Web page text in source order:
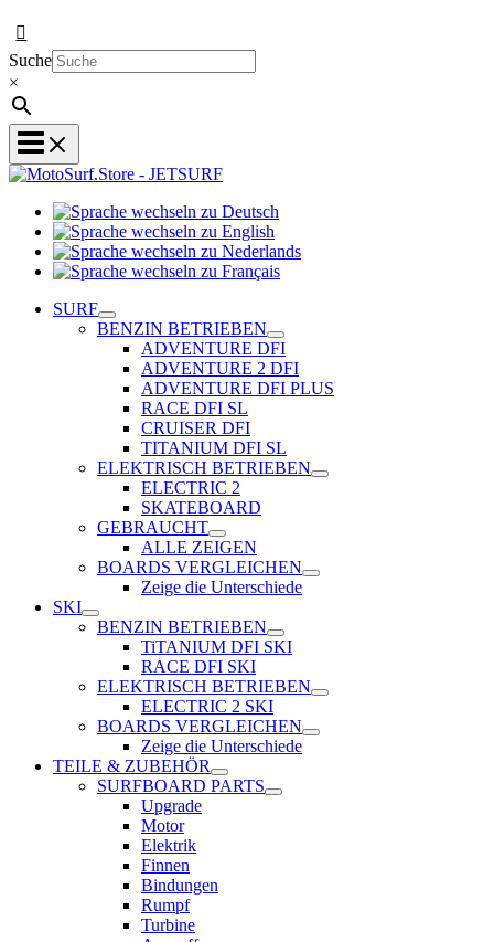
Suche
×
zu
Deutsch
wechseln
zu
Sprache
Sprache
Français
SURF
BENZIN BETRIEBEN
ADVENTURE DFI
ADVENTURE 2 DFI
ADVENTURE DFI PLUS
RACE DFI SL
CRUISER DFI
TITANIUM DFI SL
ELEKTRISCH BETRIEBEN
ELECTRIC 2
SKATEBOARD
GEBRAUCHT
ALLE ZEIGEN
BOARDS VERGLEICHEN
Zeige die Unterschiede
SKI
BENZIN BETRIEBEN
TiTANIUM DFI SKI
RACE DFI SKI
ELEKTRISCH BETRIEBEN
ELECTRIC 2 SKI
BOARDS VERGLEICHEN
Zeige die Unterschiede
TEILE & ZUBEHÖR
SURFBOARD PARTS
Upgrade
Motor
Elektrik
Finnen
Bindungen
Rumpf
Turbine